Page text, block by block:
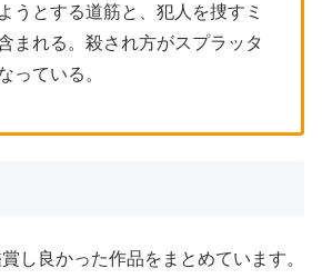
うとする道筋と、犯人を捜すミ
まれる。殺され方がスプラッタ
っている。
し良かった作品をまとめています。